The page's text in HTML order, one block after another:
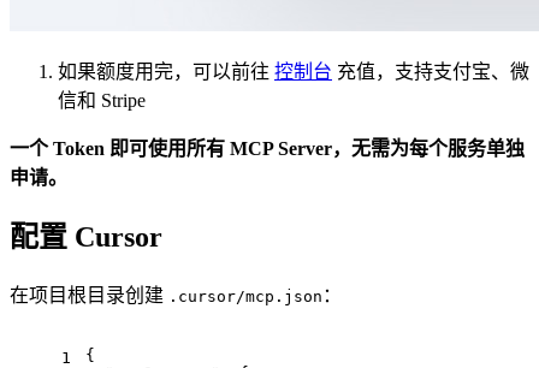
如果额度用完，可以前往 控制台 充值，支持支付宝、微
信和 Stripe
一个 Token 即可使用所有 MCP Server，无需为每个服务单独
申请。
配置 Cursor
在项目根目录创建 .cursor/mcp.json ：
1
{